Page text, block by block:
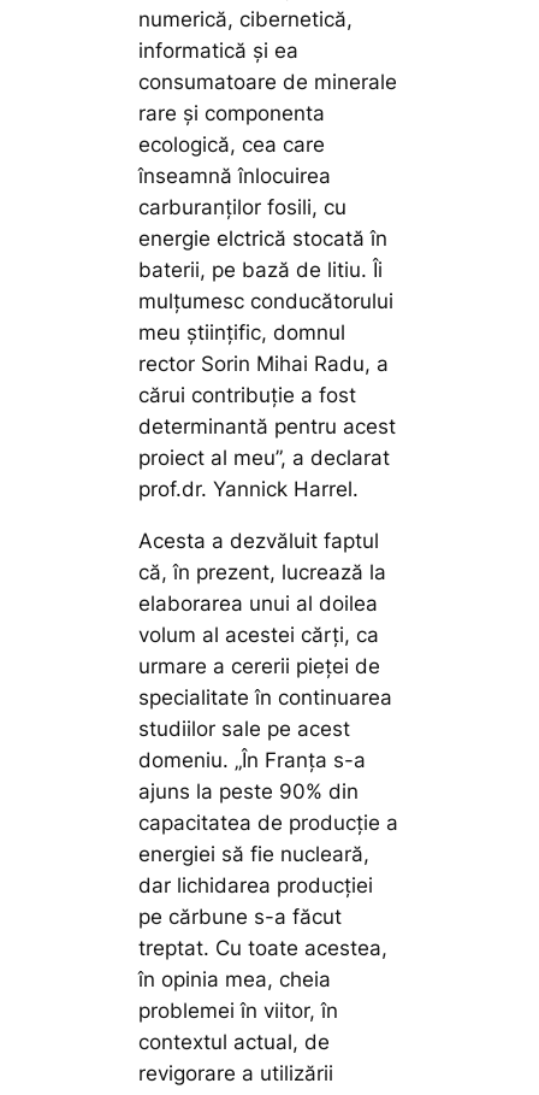
numerică, cibernetică,
informatică și ea
consumatoare de minerale
rare și componenta
ecologică, cea care
înseamnă înlocuirea
carburanților fosili, cu
energie elctrică stocată în
baterii, pe bază de litiu. Îi
mulțumesc conducătorului
meu științific, domnul
rector Sorin Mihai Radu, a
cărui contribuție a fost
determinantă pentru acest
proiect al meu”, a declarat
prof.dr. Yannick Harrel.
Acesta a dezvăluit faptul
că, în prezent, lucrează la
elaborarea unui al doilea
volum al acestei cărți, ca
urmare a cererii pieței de
specialitate în continuarea
studiilor sale pe acest
domeniu. „În Franța s-a
ajuns la peste 90% din
capacitatea de producție a
energiei să fie nucleară,
dar lichidarea producției
pe cărbune s-a făcut
treptat. Cu toate acestea,
în opinia mea, cheia
problemei în viitor, în
contextul actual, de
revigorare a utilizării